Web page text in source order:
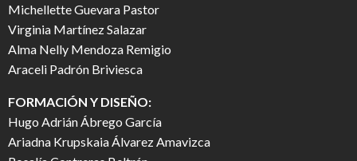
Michellette Guevara Pastor
Virginia Martínez Salazar
Alma Nelly Mendoza Remigio
Araceli Padrón Briviesca
FORMACIÓN Y DISEÑO:
Hugo Adrián Ábrego García
Ariadna Krupskaia Álvarez Amavizca